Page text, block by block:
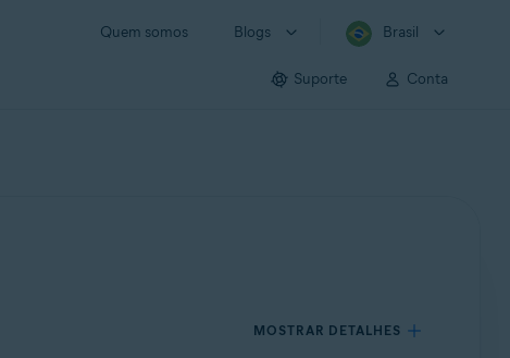
Quem somos Blogs Brasil
Suporte Conta
MOSTRAR DETALHES